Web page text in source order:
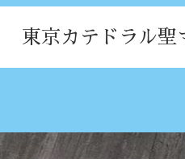
東京カテドラル聖